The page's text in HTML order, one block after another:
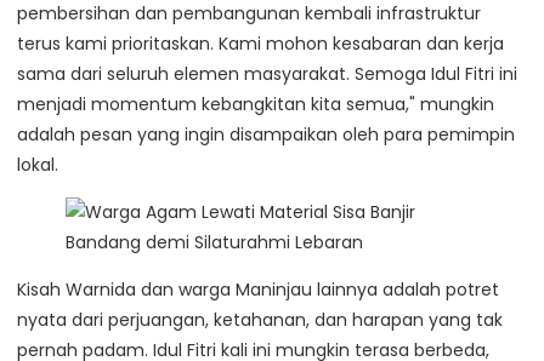
pembersihan dan pembangunan kembali infrastruktur
terus kami prioritaskan. Kami mohon kesabaran dan kerja
sama dari seluruh elemen masyarakat. Semoga Idul Fitri ini
menjadi momentum kebangkitan kita semua," mungkin
adalah pesan yang ingin disampaikan oleh para pemimpin
lokal.
Kisah Warnida dan warga Maninjau lainnya adalah potret
nyata dari perjuangan, ketahanan, dan harapan yang tak
pernah padam. Idul Fitri kali ini mungkin terasa berbeda,